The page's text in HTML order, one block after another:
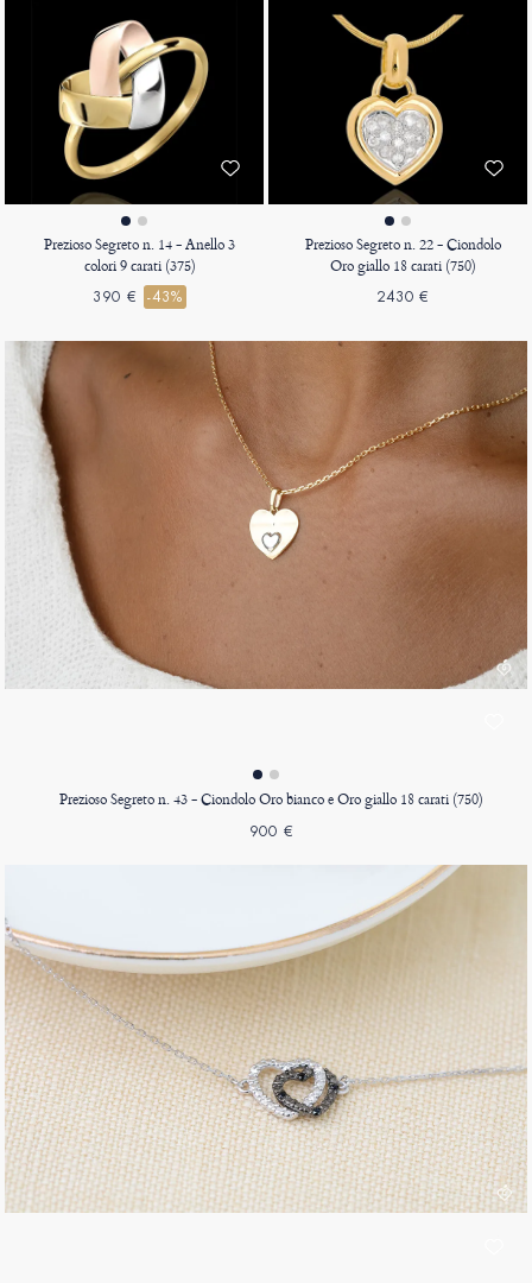
Prezioso Segreto n. 14 - Anello 3
colori 9 carati (375)
390 € -43%
Prezioso Segreto n. 22 - Ciondolo
Oro giallo 18 carati (750)
2430 €
Prezioso Segreto n. 43 - Ciondolo Oro bianco e Oro giallo 18 carati (750)
900 €